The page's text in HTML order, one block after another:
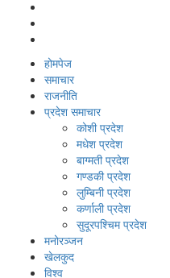
होमपेज
समाचार
राजनीति
प्रदेश समाचार
कोशी प्रदेश
मधेश प्रदेश
बाग्मती प्रदेश
गण्डकी प्रदेश
लुम्बिनी प्रदेश
कर्णाली प्रदेश
सुदूरपश्‍चिम प्रदेश
मनोरञ्‍जन
खेलकुद
विश्‍व